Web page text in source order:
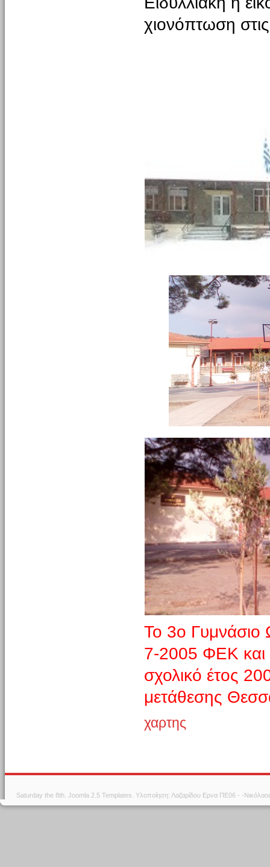
χιονόπτωση
Το 3ο Γυμνάσιο
7-2005 ΦΕΚ και
σχολικό έτος
μετάθεσης
χαρτης
Saturday the 8th.Joomla 2.5 Templates . Υλοποίηση: Λαζαρίδου Ερνα ΠΕ06 - -